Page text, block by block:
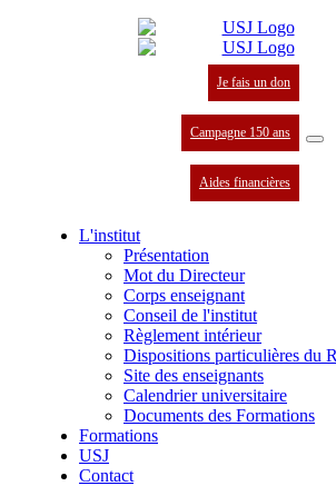
Je fais un don
Campagne 150 ans
Aides financières
L'institut
Présentation
Mot du Directeur
Corps enseignant
Conseil de l'institut
Règlement intérieur
Dispositions particulières du
Site des enseignants
Calendrier universitaire
Documents des Formations
Formations
USJ
Contact